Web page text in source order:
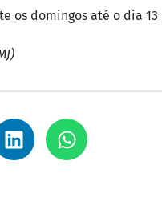
os domingos até o dia